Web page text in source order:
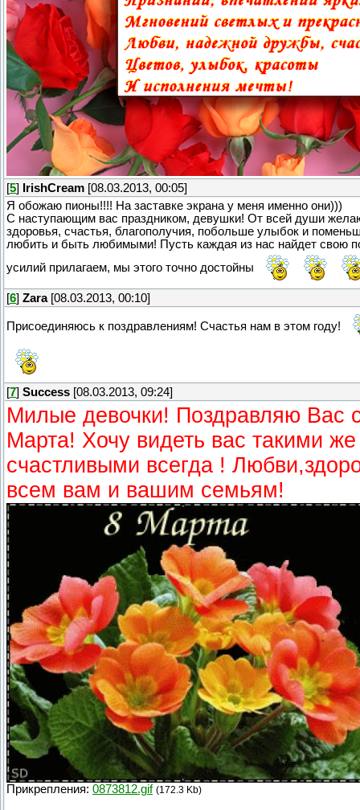
[5] IrishCream [08.03.2013, 00:05]
Я обожаю пионы!!!! На заставке экрана у меня именно они)))
С наступающим вас праздником, девушки! От всей души
здоровья, счастья, благополучия, побольше улыбок и
любить и быть любимыми! Пусть каждая из нас найдет свою
усилий прилагаем, мы этого точно достойны
[6] Zara[08.03.2013, 00:10]
Присоединяюсь к поздравлениям! Счастья нам в этом году!
[7] Success [08.03.2013, 09:24]
Милые девочки! Поздравляю Вас
Марта! Хочу видеть вас такими
счастливыми всегда !
всем вам и вашим семьям!
Прикрепления: 0873812.gif (172.3 Kb)